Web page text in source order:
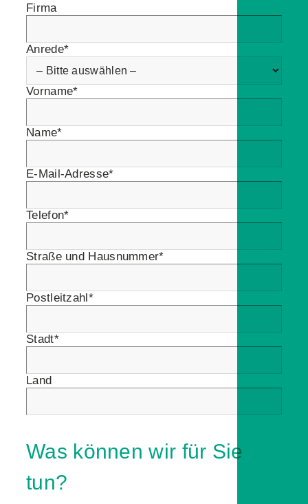
Firma
Anrede*
Vorname*
Name*
E-Mail-Adresse*
Telefon*
Straße und Hausnummer*
Postleitzahl*
Stadt*
Land
Was können wir für Sie
tun?